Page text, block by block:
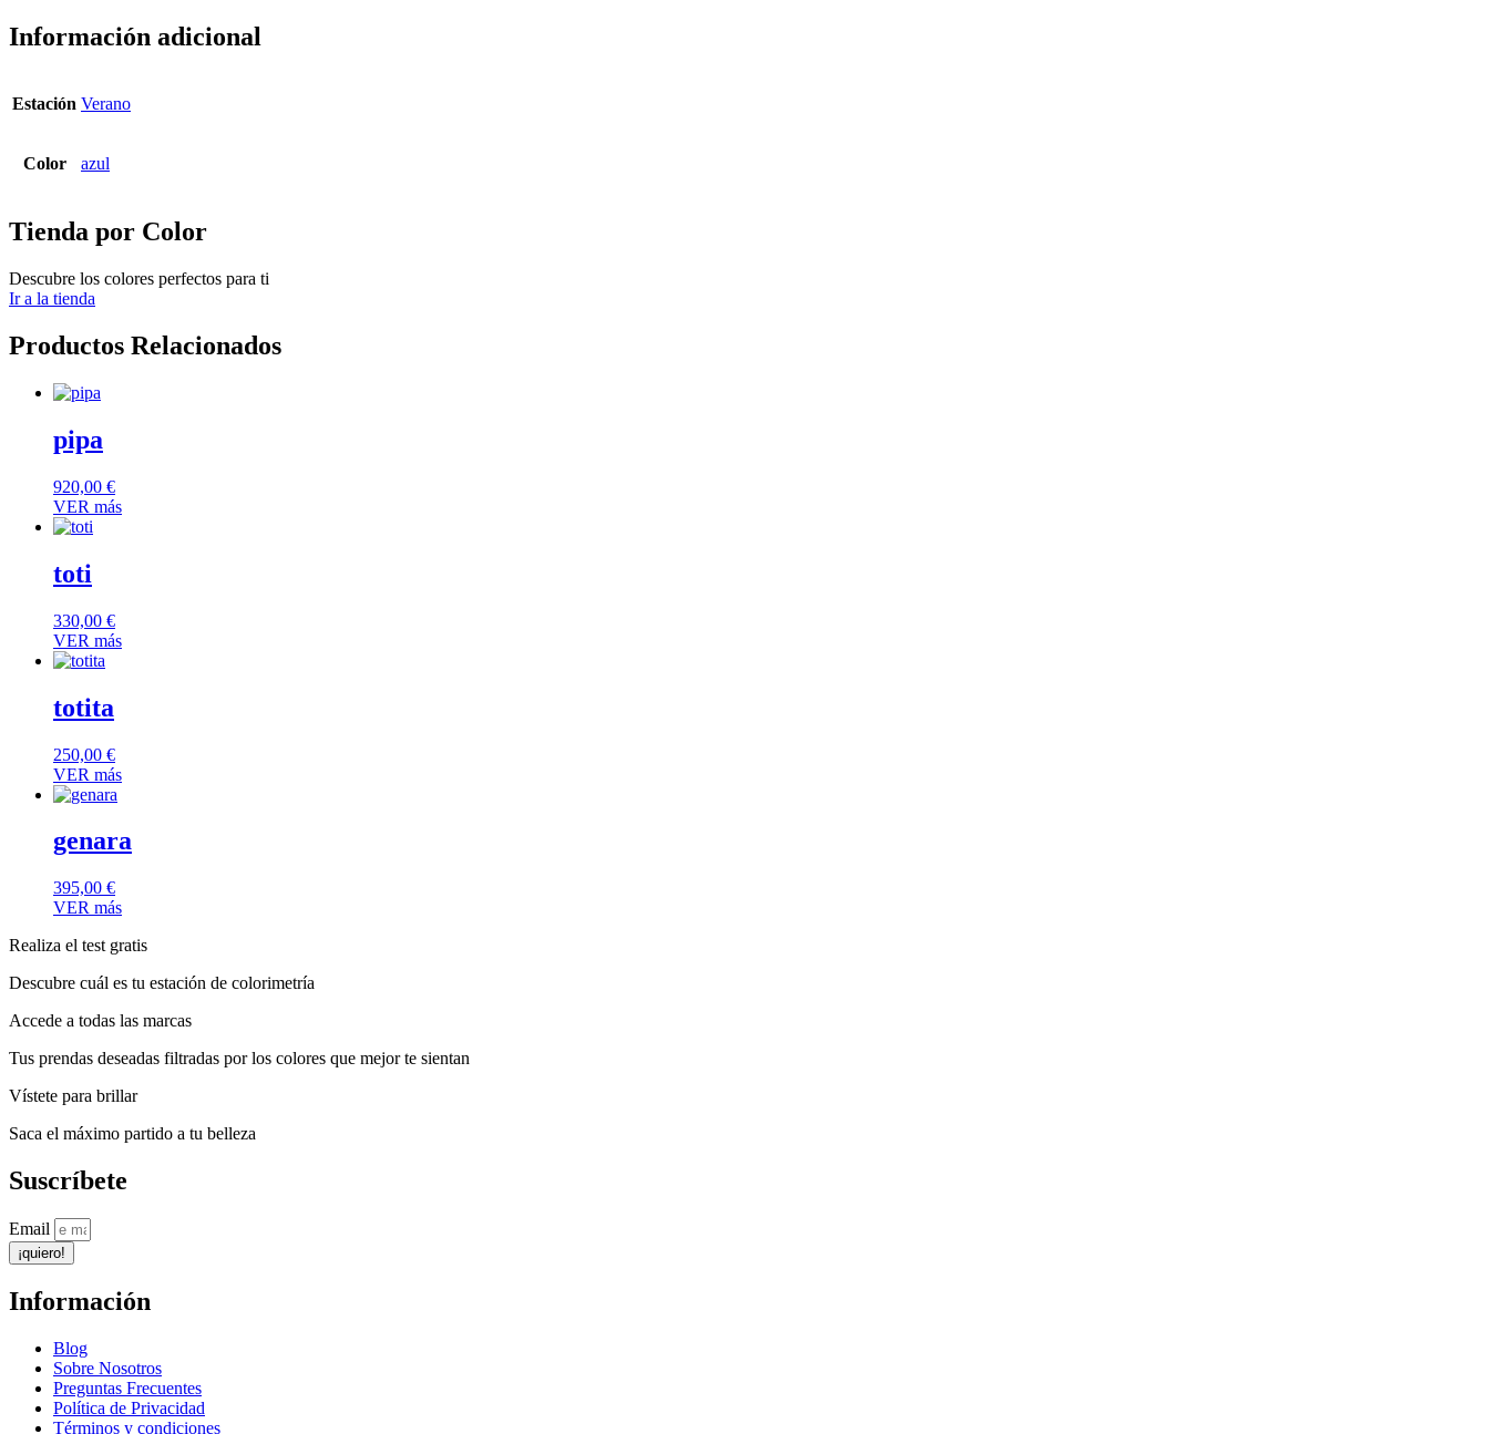
Información adicional
Estación Verano
Color azul
Tienda por Color
Descubre los colores perfectos para ti
Ir a la tienda
Productos Relacionados
pipa
920,00 €
VER más
toti
330,00 €
VER más
totita
250,00 €
VER más
genara
395,00 €
VER más
Realiza el test gratis
Descubre cuál es tu estación de colorimetría
Accede a todas las marcas
Tus prendas deseadas filtradas por los colores que mejor te sientan
Vístete para brillar
Saca el máximo partido a tu belleza
Suscríbete
Email
¡quiero!
Información
Blog
Sobre Nosotros
Preguntas Frecuentes
Política de Privacidad
Términos y condiciones